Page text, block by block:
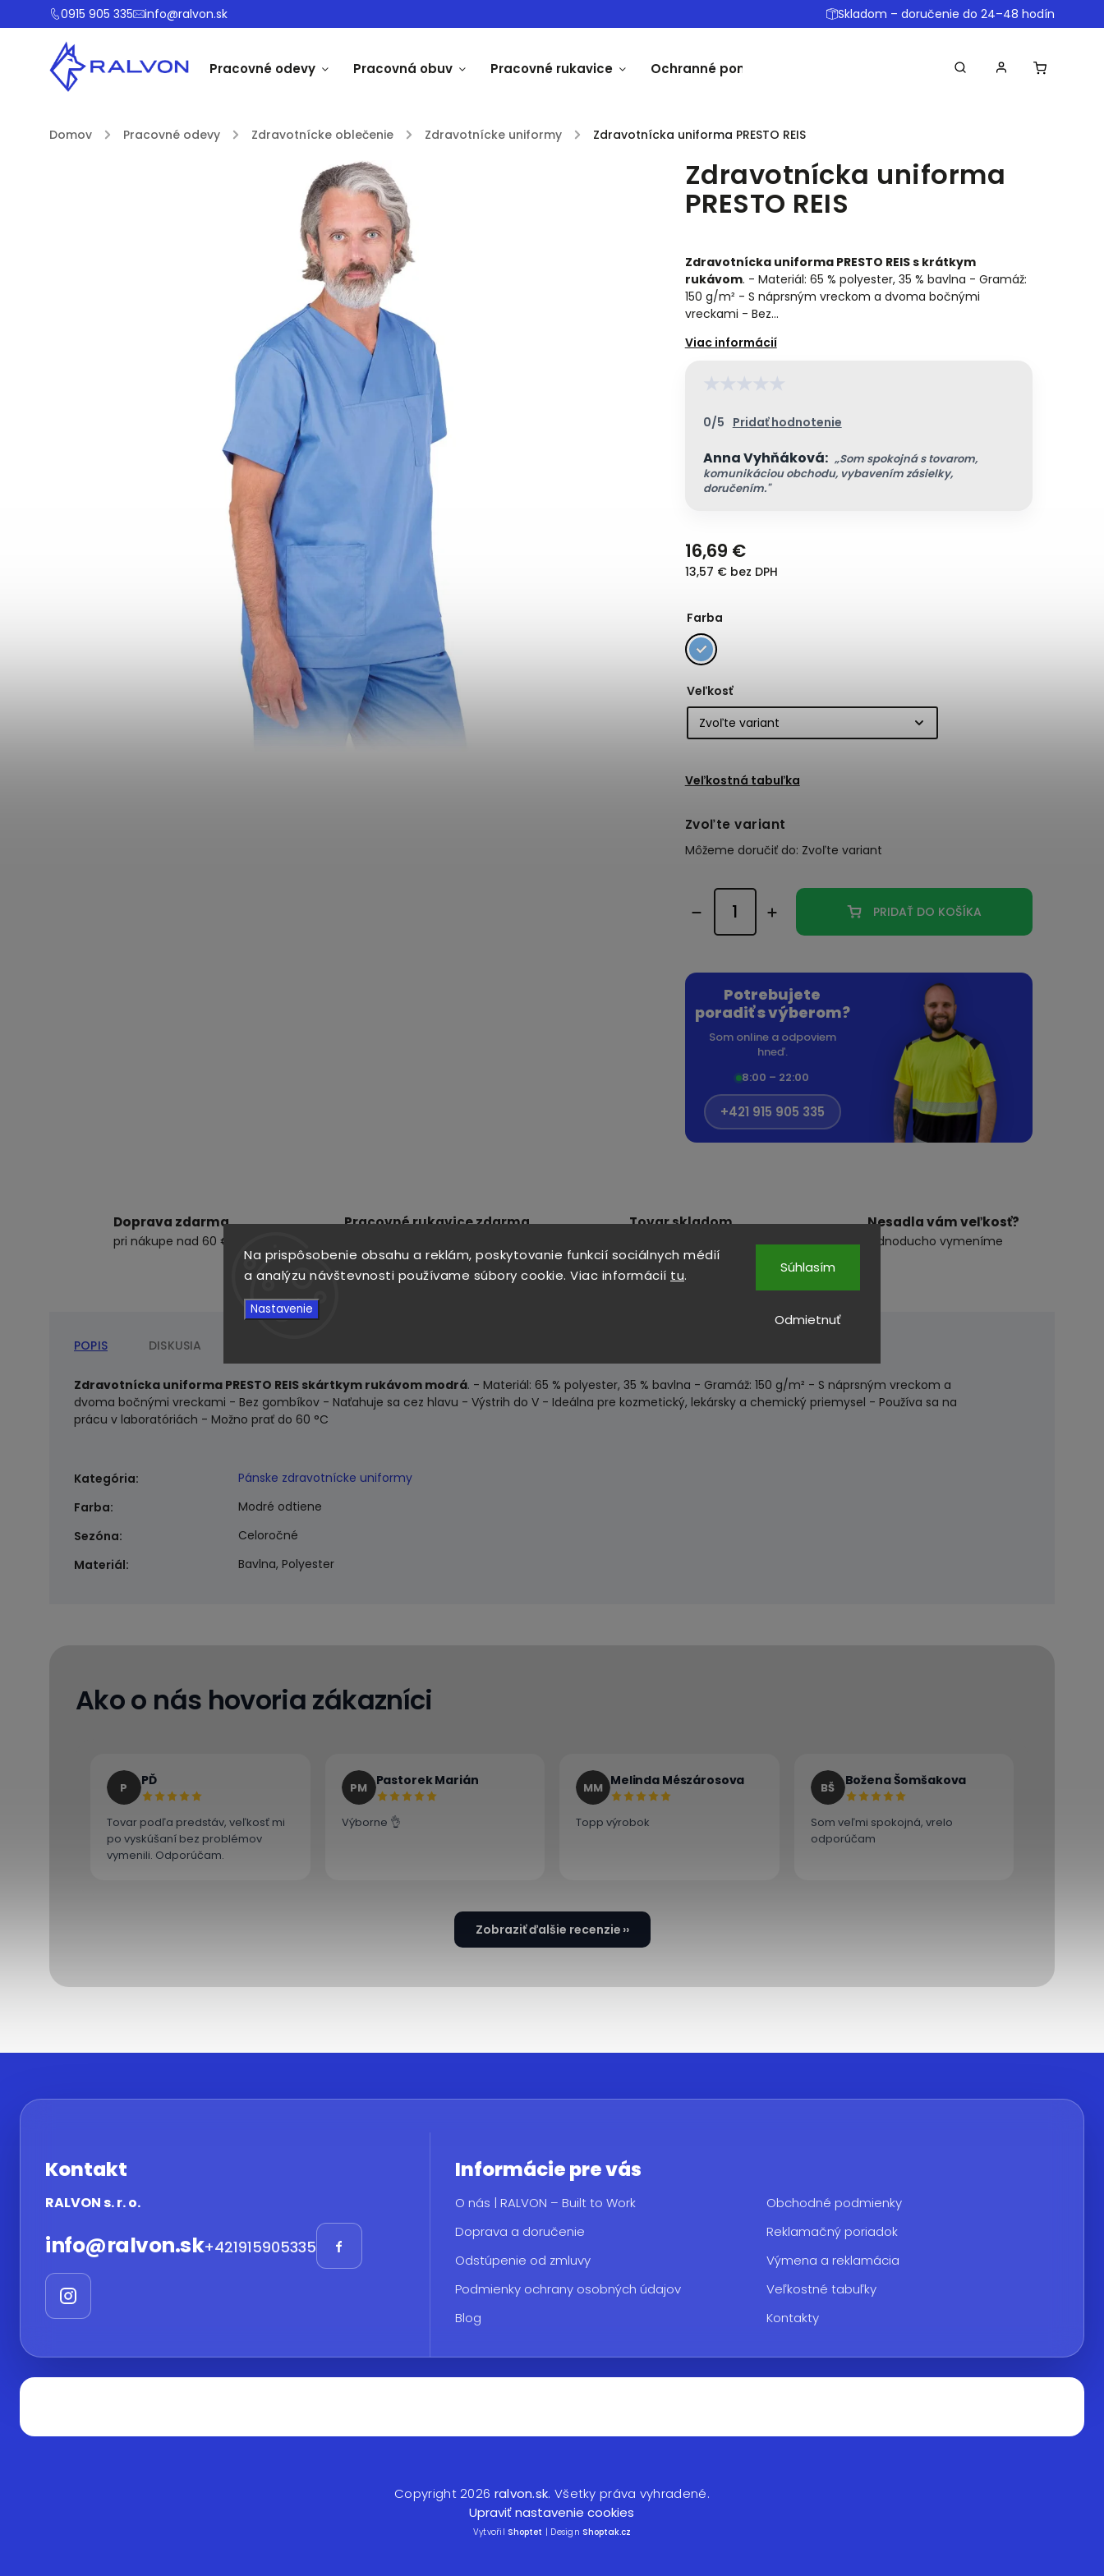
Na prispôsobenie obsahu a reklám, poskytovanie funkcií sociálnych médií
a analýzu návštevnosti používame súbory cookie. Viac informácií tu.
Nastavenie
Odmietnuť
Súhlasím
0915 905 335 info@ralvon.sk Skladom – doručenie do 24–48 hodín
Pracovné odevy Pracovná obuv Pracovné rukavice Ochranné pomôcky Obchodné podmienky
Domov / Pracovné odevy / Zdravotnícke oblečenie / Zdravotnícke uniformy / Zdravotnícka uniforma PRESTO REIS
Zdravotnícka uniforma
PRESTO REIS
Zdravotnícka uniforma PRESTO REIS s krátkym
rukávom. - Materiál: 65 % polyester, 35 % bavlna - Gramáž:
150 g/m² - S náprsným vreckom a dvoma bočnými
vreckami - Bez…
★★★★★
0/5 Pridať hodnotenie
Anna Vyhňáková: „Som spokojná s tovarom,
komunikáciou obchodu, vybavením zásielky,
doručením."
16,69 €
13,57 € bez DPH
Farba
Veľkosť
Veľkostná tabuľka
Zvoľte variant
Môžeme doručiť do: Zvoľte variant
PRIDAŤ DO KOŠÍKA
Potrebujete
poradiť s výberom?
Som online a odpoviem
hneď.
8:00 – 22:00
+421 915 905 335
Doprava zdarma
pri nákupe nad 60 €
Pracovné rukavice zdarma Tovar skladom
odosielame do 24 hodin
Nesadla vám veľkosť?
jednoducho vymeníme
POPIS DISKUSIA
Zdravotnícka uniforma PRESTO REIS skártkym rukávom modrá. - Materiál: 65 % polyester, 35 % bavlna - Gramáž: 150 g/m² - S náprsným vreckom a
dvoma bočnými vreckami - Bez gombíkov - Naťahuje sa cez hlavu - Výstrih do V - Ideálna pre kozmetický, lekársky a chemický priemysel - Používa sa na
prácu v laboratóriách - Možno prať do 60 °C
Kategória:
Pánske zdravotnícke uniformy
Farba:
Modré odtiene
Sezóna:
Celoročné
Materiál: Bavlna, Polyester
Ako o nás hovoria zákazníci
P PĎ
Tovar podľa predstáv, veľkosť mi
po vyskúšaní bez problémov
vymenili. Odporúčam.
PM Pastorek Marián
Výborne 👌
MM Melinda Mészárosova
Topp výrobok
BŠ Božena Šomšakova
Som veľmi spokojná, vrelo
odporúčam
Zobraziť ďalšie recenzie
Kontakt
RALVON s. r. o.
info@ralvon.sk+421915905335
Informácie pre vás
O nás | RALVON – Built to Work
Obchodné podmienky
Doprava a doručenie
Reklamačný poriadok
Odstúpenie od zmluvy
Výmena a reklamácia
Podmienky ochrany osobných údajov
Veľkostné tabuľky
Blog
Kontakty
Copyright 2026 ralvon.sk. Všetky práva vyhradené.
Upraviť nastavenie cookies
Vytvořil Shoptet | Design Shoptak.cz